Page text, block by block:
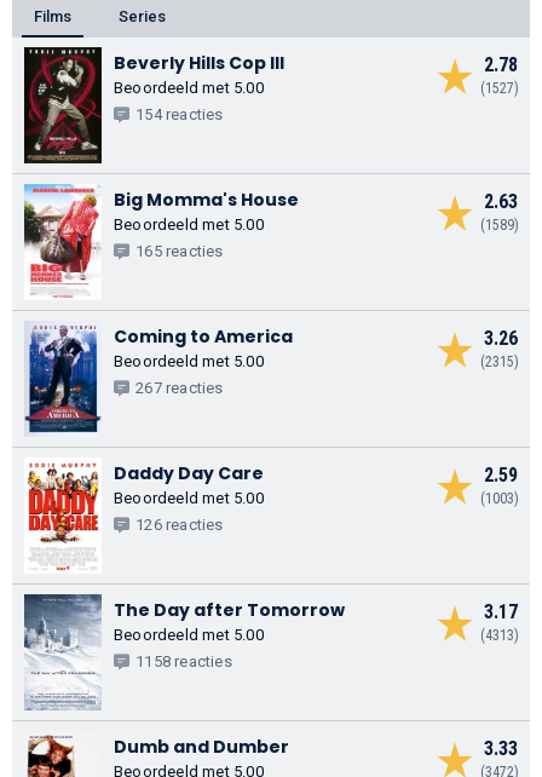
Films Series
2.78
(1527)
Beverly Hills Cop III
Beoordeeld met 5.00
154 reacties
2.63
(1589)
Big Momma's House
Beoordeeld met 5.00
165 reacties
3.26
(2315)
Coming to America
Beoordeeld met 5.00
267 reacties
2.59
(1003)
Daddy Day Care
Beoordeeld met 5.00
126 reacties
3.17
(4313)
The Day after Tomorrow
Beoordeeld met 5.00
1158 reacties
3.33
(3472)
Dumb and Dumber
Beoordeeld met 5.00